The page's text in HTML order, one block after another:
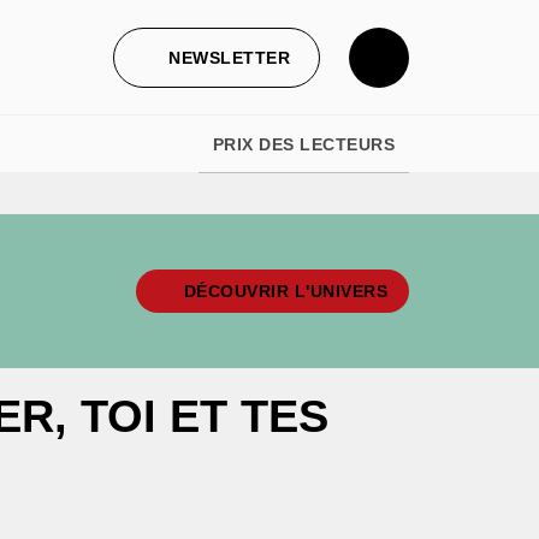
NEWSLETTER
PRIX DES LECTEURS
DÉCOUVRIR L'UNIVERS
TOI ET TES